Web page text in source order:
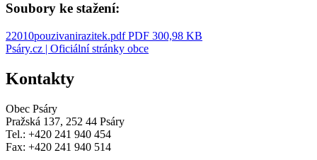
Soubory ke stažení:
22010pouzivanirazitek.pdfPDF 300,98 KB
Psáry.cz | Oficiální stránky obce
Kontakty
Obec Psáry
Pražská 137, 252 44 Psáry
Tel.: +420 241 940 454
Fax: +420 241 940 514